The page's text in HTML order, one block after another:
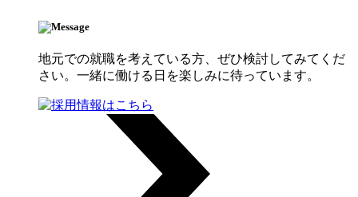
地元での就職を考えている方、ぜひ検討してみてくだ
さい。一緒に働ける日を楽しみに待っています。